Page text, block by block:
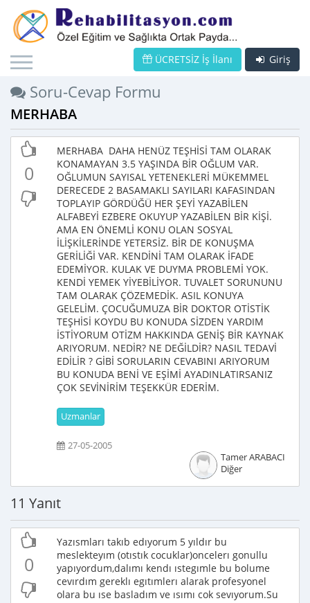
Giriş
ÜCRETSİZ İş İlanı
Soru-Cevap Formu
MERHABA
0
MERHABA DAHA HENÜZ TEŞHİSİ TAM OLARAK
KONAMAYAN 3.5 YAŞINDA BİR OĞLUM VAR.
OĞLUMUN SAYISAL YETENEKLERİ MÜKEMMEL
DERECEDE 2 BASAMAKLI SAYILARI KAFASINDAN
TOPLAYIP GÖRDÜĞÜ HER ŞEYİ YAZABİLEN
ALFABEYİ EZBERE OKUYUP YAZABİLEN BİR KİŞİ.
AMA EN ÖNEMLİ KONU OLAN SOSYAL
İLİŞKİLERİNDE YETERSİZ. BİR DE KONUŞMA
GERİLİĞİ VAR. KENDİNİ TAM OLARAK İFADE
EDEMİYOR. KULAK VE DUYMA PROBLEMİ YOK.
KENDİ YEMEK YİYEBİLİYOR. TUVALET SORUNUNU
TAM OLARAK ÇÖZEMEDİK. ASIL KONUYA
GELELİM. ÇOCUĞUMUZA BİR DOKTOR OTİSTİK
TEŞHİSİ KOYDU BU KONUDA SİZDEN YARDIM
İSTİYORUM OTİZM HAKKINDA GENİŞ BİR KAYNAK
ARIYORUM. NEDİR? NE DEĞİLDİR? NASIL TEDAVİ
EDİLİR ? GİBİ SORULARIN CEVABINI ARIYORUM
BU KONUDA BENİ VE EŞİMİ AYADINLATIRSANIZ
ÇOK SEVİNİRİM TEŞEKKÜR EDERİM.
Uzmanlar
27-05-2005
Tamer ARABACI
Diğer
11 Yanıt
0
Yazısmları takıb edıyorum 5 yıldır bu
meslekteyım (otıstık cocuklar)oncelerı gonullu
yapıyordum,dalımı kendı ıstegımle bu bolume
cevırdım gereklı egıtımlerı alarak profesyonel
olara bu ıse basladım ve ısımı cok sevıyorum.Su